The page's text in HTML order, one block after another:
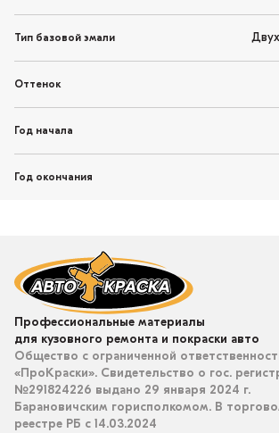
Тип базовой эмали
Оттенок
Год начала
Год окончания
Профессиональные материалы
для кузовного ремонта и покраски авто
Общество с ограниченной
«ПроКраски». Свидетельство о гос.
№291824226 выдано 29 января 2024 г.
Барановичским горисполкомом. В
реестре РБ с 14.03.2024